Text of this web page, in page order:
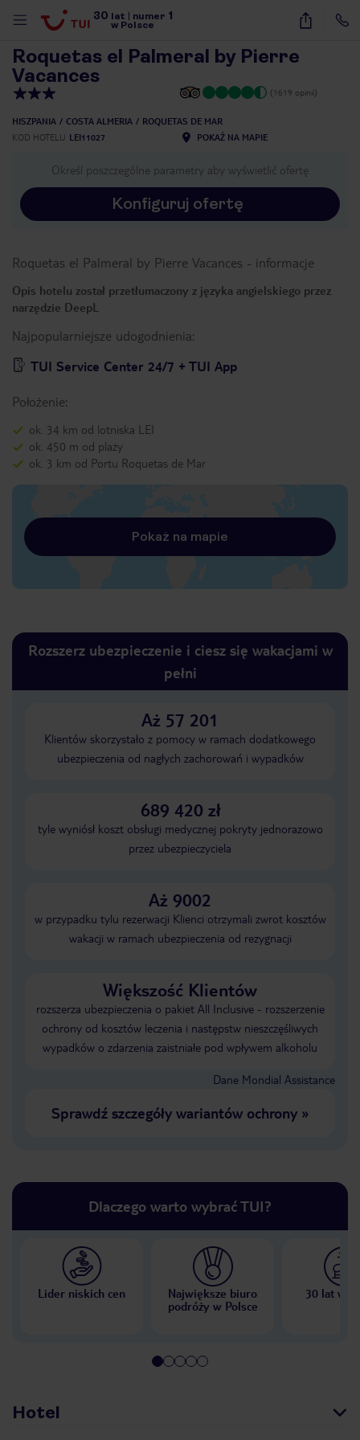
30 lat numer 1
w Polsce
35
Roquetas el Palmeral by Pierre
Vacances
(1619 opinii)
HISZPANIA COSTA ALMERIA
ROQUETAS DE MAR
KOD HOTELU LEI11027 POKAŻ NA MAPIE
Określ poszczególne parametry aby wyświetlić ofertę
Konfiguruj ofertę
Roquetas el Palmeral by Pierre Vacances - informacje
Opis hotelu został przetłumaczony z języka angielskiego przez
narzędzie DeepL
Najpopularniejsze udogodnienia:
TUI Service Center 24/7 + TUI App
Położenie:
ok. 34 km od lotniska LEI
ok. 450 m od plaży
ok. 3 km od Portu Roquetas de Mar
Pokaż na mapie
Rozszerz ubezpieczenie i ciesz się wakacjami w
pełni
Aż 57 201
Klientów skorzystało z pomocy w ramach dodatkowego
ubezpieczenia od nagłych zachorowań i wypadków
689 420 zł
tyle wyniósł koszt obsługi medycznej pokryty jednorazowo
przez ubezpieczyciela
Aż 9002
w przypadku tylu rezerwacji Klienci otrzymali zwrot kosztów
wakacji w ramach ubezpieczenia od rezygnacji
Większość Klientów
rozszerza ubezpieczenia o pakiet All Inclusive - rozszerzenie
ochrony od kosztów leczenia i następstw nieszczęśliwych
wypadków o zdarzenia zaistniałe pod wpływem alkoholu
Dane Mondial Assistance
Sprawdź szczegóły wariantów ochrony»
Dlaczego warto wybrać TUI?
Lider niskich cen
Największe biuro
podróży w Polsce
30 lat w
Hotel